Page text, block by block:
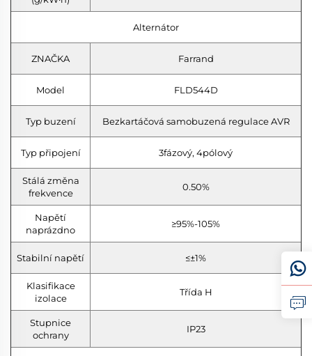
Alternátor
ZNAČKA Farrand
Model FLD544D
Typ buzení Bezkartáčová samobuzená regulace AVR
Typ připojení 3fázový, 4pólový
Stálá změna
frekvence
0.50%
Napětí
naprázdno
≥95%-105%
Stabilní napětí ≤±1%
Klasifikace
izolace
Třída H
Stupnice
ochrany
IP23